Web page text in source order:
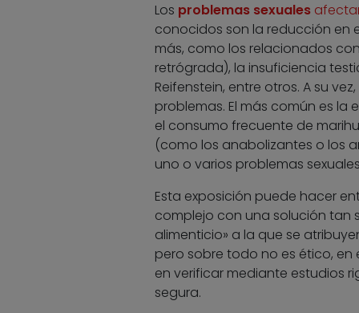
Los problemas sexuales
conocidos son la reducción en
más, como los relacionados
retrógrada), la insuficiencia
Reifenstein, entre otros. A su
problemas. El más común es
el consumo frecuente de
(como los anabolizantes o los
uno o varios problemas
Esta exposición puede hacer
complejo con una solución tan
alimenticio» a la que se
pero sobre todo no es ético, en
en verificar mediante estudios
segura.